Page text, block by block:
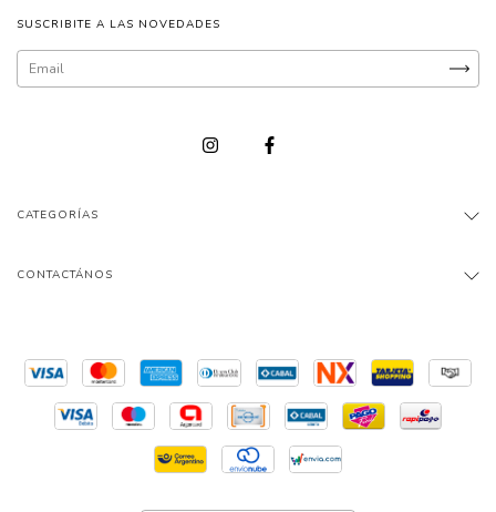
SUSCRIBITE A LAS NOVEDADES
CATEGORÍAS
CONTACTÁNOS